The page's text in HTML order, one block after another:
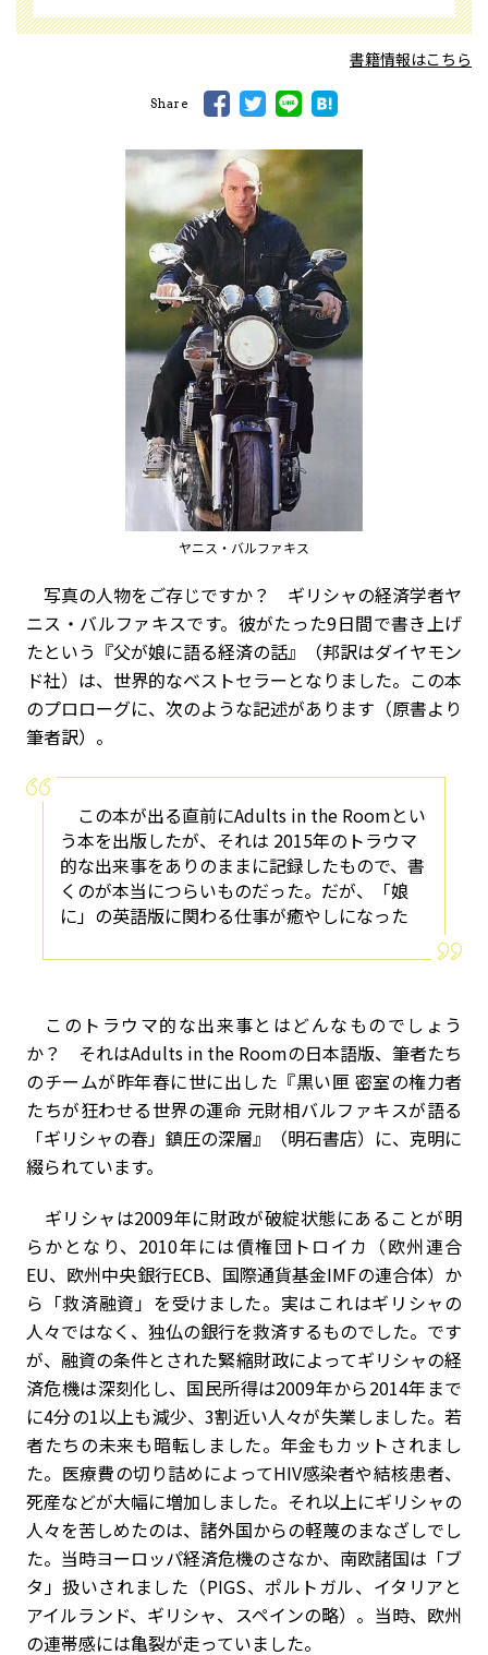
書籍情報はこちら
Share
ヤニス・バルファキス
写真の人物をご存じですか？ ギリシャの経済学者ヤ
ニス・バルファキスです。彼がたった9日間で書き上げ
たという『父が娘に語る経済の話』（邦訳はダイヤモン
ド社）は、世界的なベストセラーとなりました。この本
のプロローグに、次のような記述があります（原書より
筆者訳）。
この本が出る直前にAdults in the Roomとい
う本を出版したが、それは 2015年のトラウマ
的な出来事をありのままに記録したもので、書
くのが本当につらいものだった。だが、「娘
に」の英語版に関わる仕事が癒やしになった
このトラウマ的な出来事とはどんなものでしょう
か？ それはAdults in the Roomの日本語版、筆者たち
のチームが昨年春に世に出した『黒い匣 密室の権力者
たちが狂わせる世界の運命 元財相バルファキスが語る
「ギリシャの春」鎮圧の深層』（明石書店）に、克明に
綴られています。
ギリシャは2009年に財政が破綻状態にあることが明
らかとなり、2010年には債権団トロイカ（欧州連合
EU、欧州中央銀行ECB、国際通貨基金IMFの連合体）か
ら「救済融資」を受けました。実はこれはギリシャの
人々ではなく、独仏の銀行を救済するものでした。です
が、融資の条件とされた緊縮財政によってギリシャの経
済危機は深刻化し、国民所得は2009年から2014年まで
に4分の1以上も減少、3割近い人々が失業しました。若
者たちの未来も暗転しました。年金もカットされまし
た。医療費の切り詰めによってHIV感染者や結核患者、
死産などが大幅に増加しました。それ以上にギリシャの
人々を苦しめたのは、諸外国からの軽蔑のまなざしでし
た。当時ヨーロッパ経済危機のさなか、南欧諸国は「ブ
タ」扱いされました（PIGS、ポルトガル、イタリアと
アイルランド、ギリシャ、スペインの略）。当時、欧州
の連帯感には亀裂が走っていました。